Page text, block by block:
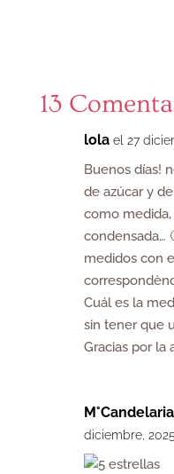
13
lola el 27
Buenos días!
de azúcar y
como
condensada…
medidos con
Cuál es la
sin tener que
Gracias por la
diciembre,